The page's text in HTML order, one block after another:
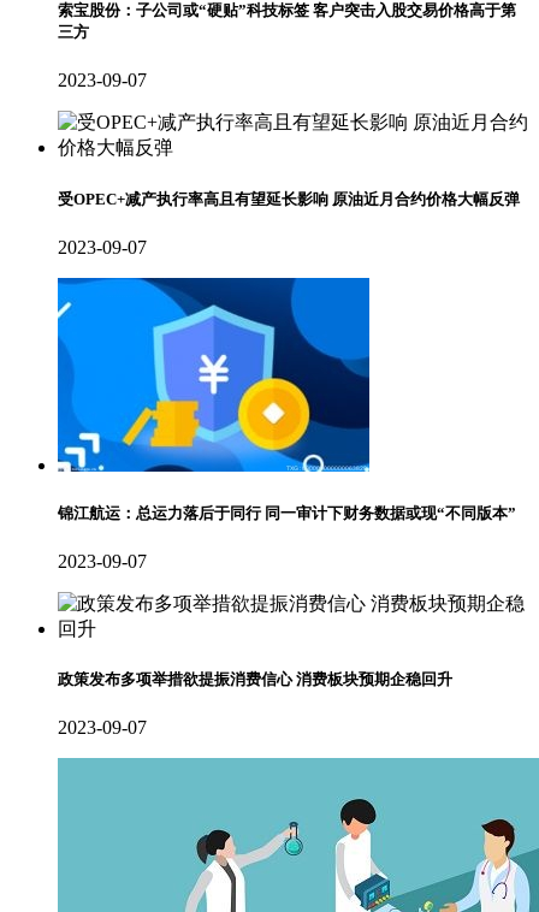
索宝股份：子公司或“硬贴”科技标签 客户突击入股交易价格高于第
三方
2023-09-07
受OPEC+减产执行率高且有望延长影响 原油近月合约价格大幅反弹
2023-09-07
锦江航运：总运力落后于同行 同一审计下财务数据或现“不同版本”
2023-09-07
政策发布多项举措欲提振消费信心 消费板块预期企稳回升
2023-09-07